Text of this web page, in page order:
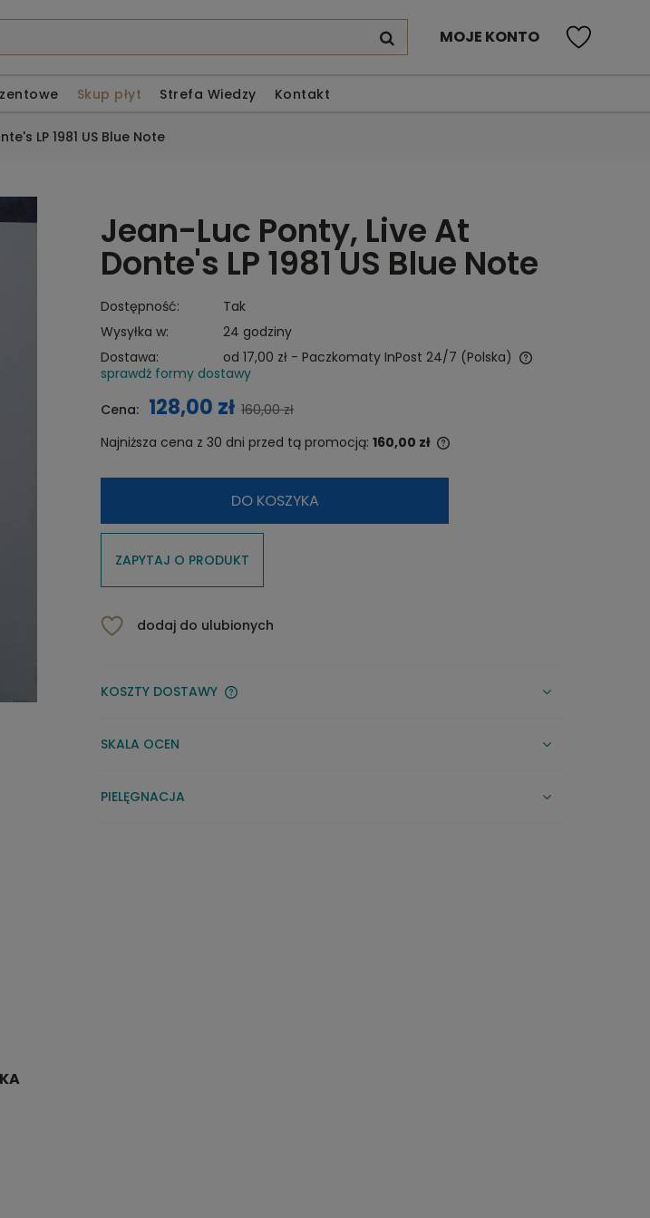
MOJE KONTO
Skup płyt Strefa Wiedzy Kontakt
LP 1981 US Blue Note
Jean-Luc Ponty, Live At
Donte's LP 1981 US Blue Note
Dostępność:
Tak
Wysyłka w:
24 godziny
Dostawa:
od 17,00 zł - Paczkomaty InPost 24/7 (Polska)
kosztów płatności
sprawdź formy dostawy
Cena: 128,00 zł 160,00 zł
Najniższa cena z 30 dni przed tą promocją:160,00 zł
Jeżeli produkt jest sprzedawany krócej
niż 30 dni, wyświetlana jest najniższa
pojawił się w sprzedaży.
DO KOSZYKA
ZAPYTAJ O PRODUKT
dodaj do ulubionych
KOSZTY DOSTAWY
SKALA OCEN
PIELĘGNACJA